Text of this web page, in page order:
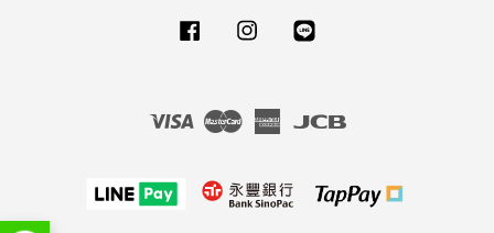
Facebook Instagram
Visa Master
American